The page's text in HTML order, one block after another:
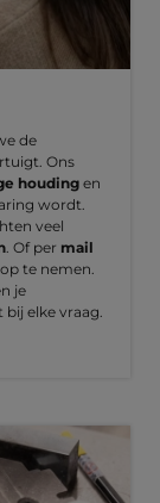
de
Ons
houding en
wordt.
veel
. Of per mail
te nemen.
je
elke vraag.